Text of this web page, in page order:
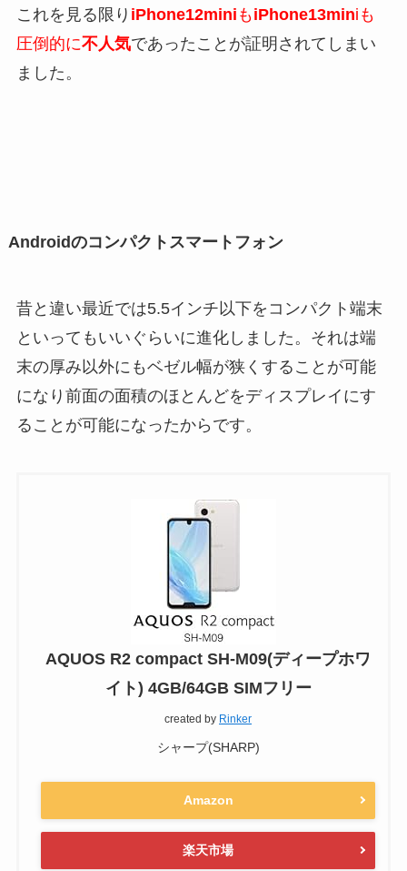
これを見る限り iPhone12mini もiPhone13miniも
圧倒的に不人気であったことが証明されてしまい
ました。
Androidのコンパクトスマートフォン
昔と違い最近では5.5インチ以下をコンパクト端末
といってもいいぐらいに進化しました。それは端
末の厚み以外にもベゼル幅が狭くすることが可能
になり前面の面積のほとんどをディスプレイにす
ることが可能になったからです。
AQUOS R2 compact SH-M09(ディープホワ
イト) 4GB/64GB SIMフリー
created by Rinker
シャープ(SHARP)
Amazon
楽天市場